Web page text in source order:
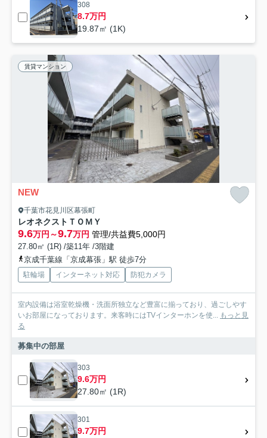
308
8.7万円
19.87㎡ (1K)
賃貸マンション
NEW
千葉市花見川区幕張町
レオネクストＴＯＭＹ
9.6万円～9.7万円 管理/共益費5,000円
27.80㎡ (1R) /築11年 /3階建
京成千葉線「京成幕張」駅 徒歩7分
駐輪場 インターネット対応 防犯カメラ
室内設備は浴室乾燥機・洗面所独立など豊富に揃っており、過ごしやす
いお部屋になっております。来客時にはTVインターホンを使... もっと見
る
募集中の部屋
303
9.6万円
27.80㎡ (1R)
301
9.7万円